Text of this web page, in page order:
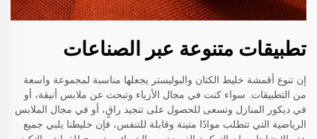
تطبيقات متنوعة عبر الصناعات
إن تنوع أقمشة خليط الكتان والبوليستر يجعلها مناسبة لمجموعة واسعة
من التطبيقات. سواء كنت في مجال الأزياء وتبحث عن ملابس أنيقة، أو
في ديكور المنازل وتسعى للحصول على تنجيد راقٍ، أو في مجال الملابس
الرياضية التي تتطلب موادًا متينة وقابلة للتنفس، فإن خليطنا يلبي جميع